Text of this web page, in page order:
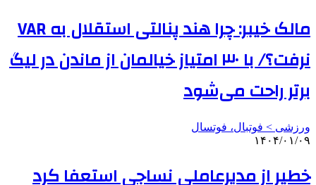
مالک خیبر: چرا هند پنالتی استقلال به VAR
نرفت؟/ با ۳۰ امتیاز خیالمان از ماندن در لیگ
برتر راحت می‌شود
ورزشی > فوتبال، فوتسال
۱۴۰۴/۰۱/۰۹
خطیر از مدیرعاملی نساجی استعفا کرد